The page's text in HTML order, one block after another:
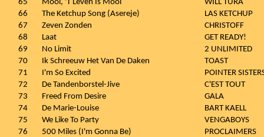
65
Mooi, 'T Leven Is Mooi
WILL TURA
66
The Ketchup Song (Asereje)
LAS KETCHUP
67
Zeven Zonden
CHRISTOFF
68
Laat
GET READY!
69
No Limit
2 UNLIMITED
70
Ik Schreeuw Het Van De Daken
TOAST
71
I'm So Excited
POINTER
72
De Tandenborstel-Jive
C'EST TOUT
73
Freed From Desire
GALA
74
De Marie-Louise
BART KAELL
75
We Like To Party
VENGABOYS
76
500 Miles (I'm Gonna Be)
PROCLAIMERS